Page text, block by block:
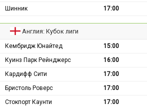
Шинник
17:00
Англия: Кубок лиги
Кембридж Юнайтед 15:00
Куинз Парк Рейнджерс
16:00
Кардифф Сити
17:00
Бристоль Роверс
17:00
Стокпорт Каунти
17:00